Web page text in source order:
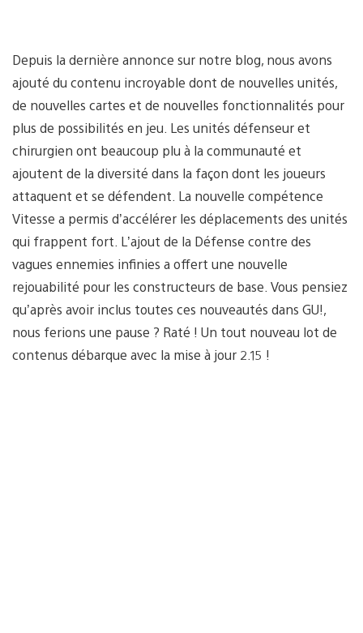
Depuis la dernière annonce sur notre blog, nous avons
ajouté du contenu incroyable dont de nouvelles unités,
de nouvelles cartes et de nouvelles fonctionnalités pour
plus de possibilités en jeu. Les unités défenseur et
chirurgien ont beaucoup plu à la communauté et
ajoutent de la diversité dans la façon dont les joueurs
attaquent et se défendent. La nouvelle compétence
Vitesse a permis d’accélérer les déplacements des unités
qui frappent fort. L’ajout de la Défense contre des
vagues ennemies infinies a offert une nouvelle
rejouabilité pour les constructeurs de base. Vous pensiez
qu’après avoir inclus toutes ces nouveautés dans GU!,
nous ferions une pause ? Raté ! Un tout nouveau lot de
contenus débarque avec la mise à jour 2.15 !